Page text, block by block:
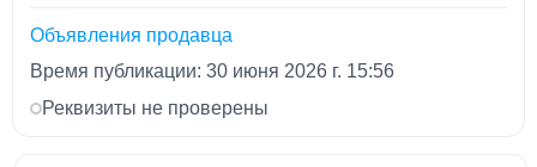
Объявления продавца
Время публикации: 30 июня 2026 г. 15:56
Реквизиты не проверены